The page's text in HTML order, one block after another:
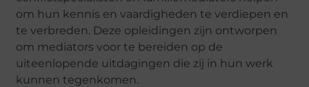
om hun kennis en vaardigheden te verdiepen en
te verbreden. Deze opleidingen zijn ontworpen
om mediators voor te bereiden op de
uiteenlopende uitdagingen die zij in hun werk
kunnen tegenkomen.